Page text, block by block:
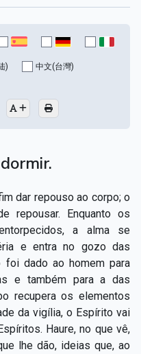
pai e a vossa mãe
não há salvação
poucos os
▸
da última hora ▸
e falsos
o que Deus juntou ▸
) 中文(台灣)
dar repouso ao corpo; o
repousar. Enquanto os
a alma se
e entra no gozo das
foi dado ao homem para
e também para a das
recupera os elementos
da vigília, o Espírito vai
Haure, no que vê,
lhe dão, ideias que, ao